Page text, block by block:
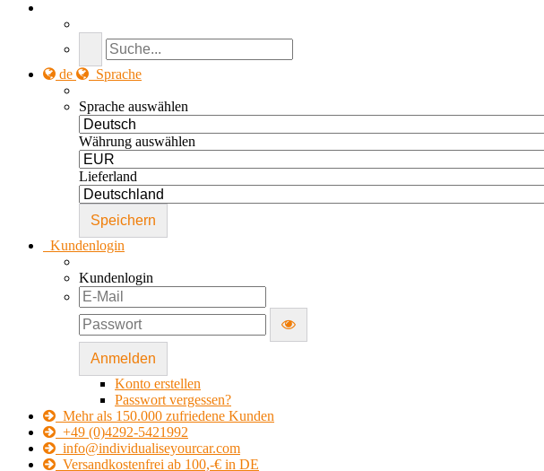
de Sprache
Sprache auswählen
Währung auswählen
Lieferland
Kundenlogin
Kundenlogin
Konto erstellen
Passwort vergessen?
Mehr als 150.000 zufriedene Kunden
+49 (0)4292-5421992
info@individualiseyourcar.com
Versandkostenfrei ab 100,-€ in DE